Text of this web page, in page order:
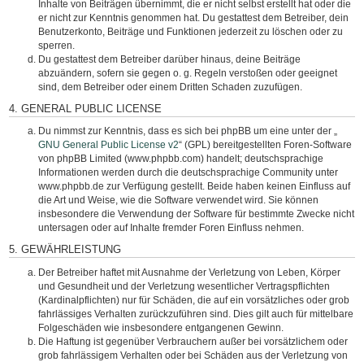
Inhalte von Beiträgen übernimmt, die er nicht selbst erstellt hat oder die
er nicht zur Kenntnis genommen hat. Du gestattest dem Betreiber, dein
Benutzerkonto, Beiträge und Funktionen jederzeit zu löschen oder zu
sperren.
Du gestattest dem Betreiber darüber hinaus, deine Beiträge
abzuändern, sofern sie gegen o. g. Regeln verstoßen oder geeignet
sind, dem Betreiber oder einem Dritten Schaden zuzufügen.
4. GENERAL PUBLIC LICENSE
Du nimmst zur Kenntnis, dass es sich bei phpBB um eine unter der „
GNU General Public License v2“ (GPL) bereitgestellten Foren-Software
von phpBB Limited (www.phpbb.com) handelt; deutschsprachige
Informationen werden durch die deutschsprachige Community unter
www.phpbb.de zur Verfügung gestellt. Beide haben keinen Einfluss auf
die Art und Weise, wie die Software verwendet wird. Sie können
insbesondere die Verwendung der Software für bestimmte Zwecke nicht
untersagen oder auf Inhalte fremder Foren Einfluss nehmen.
5. GEWÄHRLEISTUNG
Der Betreiber haftet mit Ausnahme der Verletzung von Leben, Körper
und Gesundheit und der Verletzung wesentlicher Vertragspflichten
(Kardinalpflichten) nur für Schäden, die auf ein vorsätzliches oder grob
fahrlässiges Verhalten zurückzuführen sind. Dies gilt auch für mittelbare
Folgeschäden wie insbesondere entgangenen Gewinn.
Die Haftung ist gegenüber Verbrauchern außer bei vorsätzlichem oder
grob fahrlässigem Verhalten oder bei Schäden aus der Verletzung von